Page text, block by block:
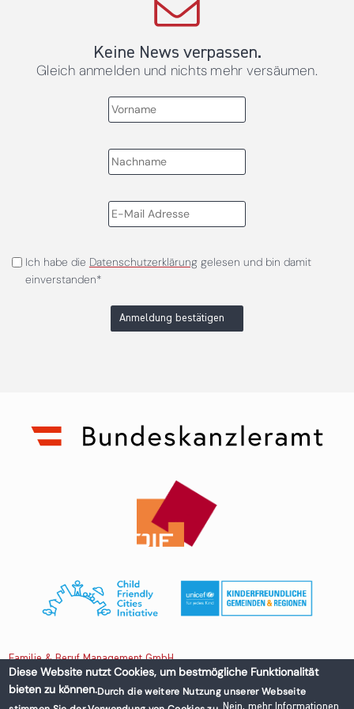
Keine News verpassen.
Gleich anmelden und nichts mehr versäumen.
Ich habe die Datenschutzerklärunggelesen und bin damit
einverstanden*
Anmeldung bestätigen
Familie & Beruf Management GmbH
Untere Donaustraße 13-15/3 1020 Wien, Austria
Diese Website nutzt Cookies, um bestmögliche Funktionalität
bieten zu können.Durch die weitere Nutzung unserer Webseite
Nein, mehr Informationen